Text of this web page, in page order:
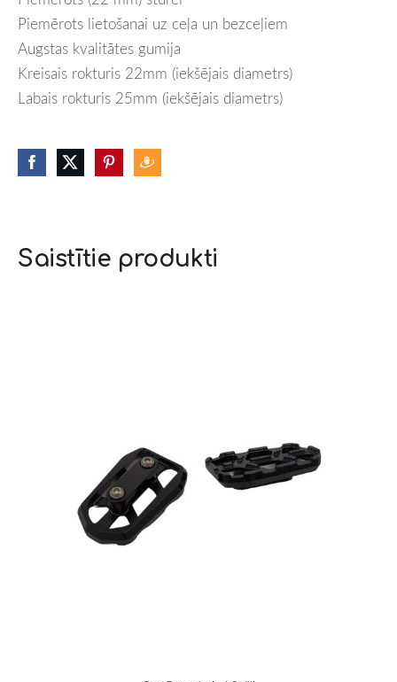
Piemērots lietošanai uz ceļa un bezceļiem
Augstas kvalitātes gumija
Kreisais rokturis 22mm (iekšējais diametrs)
Labais rokturis 25mm (iekšējais diametrs)
Saistītie produkti